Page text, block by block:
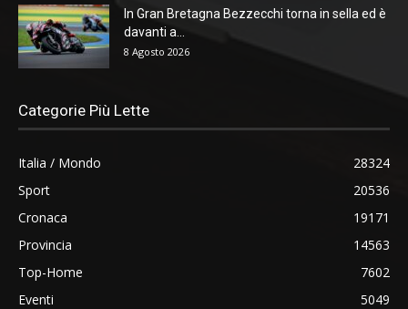
In Gran Bretagna Bezzecchi torna in sella ed è
davanti a...
8 Agosto 2026
Categorie Più Lette
Italia / Mondo
28324
Sport
20536
Cronaca
19171
Provincia
14563
Top-Home
7602
Eventi
5049